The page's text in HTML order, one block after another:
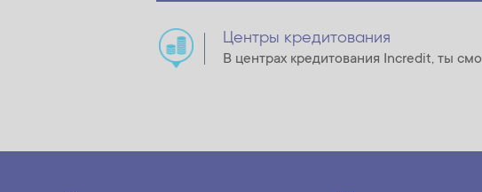
Центры кредитования
В центрах кредитования Incredit, ты